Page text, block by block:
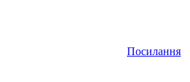
Посилання